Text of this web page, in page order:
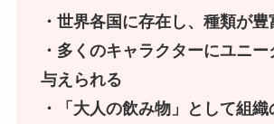
・世界各国に存在し、種類が豊
・多くのキャラクターにユニ
与えられる
・「大人の飲み物」として組